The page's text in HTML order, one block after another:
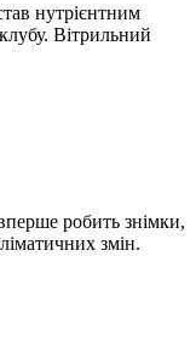
нутрієнтним
Вітрильний
робить знімки,
змін.